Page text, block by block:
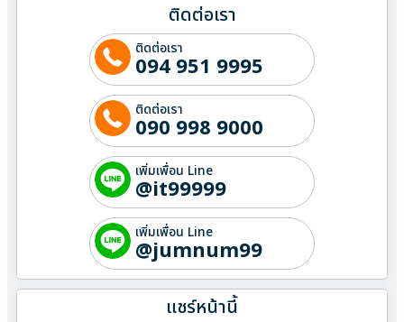
ติดต่อเรา
ติดต่อเรา
094 951 9995
ติดต่อเรา
090 998 9000
เพิ่มเพื่อน Line
@it99999
เพิ่มเพื่อน Line
@jumnum99
แชร์หน้านี้